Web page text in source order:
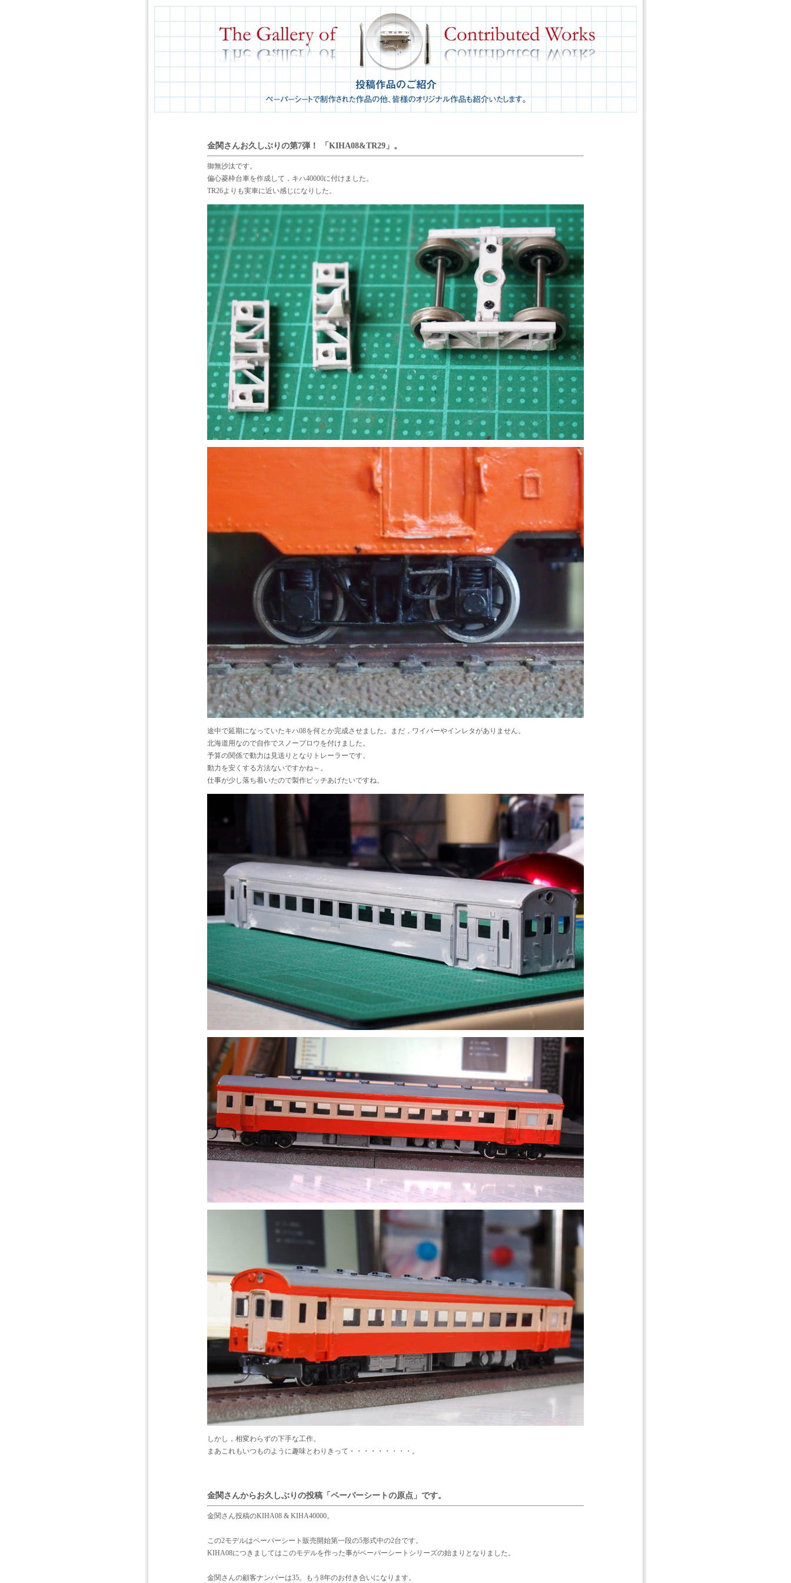
金関さんお久しぶりの第7弾！ 「KIHA08&TR29」。
御無沙汰です。
偏心菱枠台車を作成して，キハ40000に付けました。
TR26よりも実車に近い感じになりした。
途中で延期になっていたキハ08を何とか完成させました。まだ，ワイパーやインレタがありません。
北海道用なので自作でスノープロウを付けました。
予算の関係で動力は見送りとなりトレーラーです。
動力を安くする方法ないですかね～。
仕事が少し落ち着いたので製作ピッチあげたいですね。
しかし，相変わらずの下手な工作。
まあこれもいつものように趣味とわりきって・・・・・・・・・。
金関さんからお久しぶりの投稿「ペーパーシートの原点」です。
金関さん投稿のKIHA08 & KIHA40000。
この2モデルはペーパーシート販売開始第一段の5形式中の2台です。
KIHA08につきましてはこのモデルを作った事がペーパーシートシリーズの始まりとなりました。
金関さんの顧客ナンバーは35。もう8年のお付き合いになります。